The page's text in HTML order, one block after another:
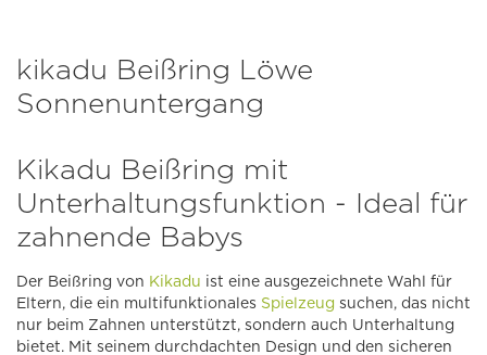
kikadu Beißring Löwe
Sonnenuntergang
Kikadu Beißring mit
Unterhaltungsfunktion - Ideal für
zahnende Babys
Der Beißring von Kikadu ist eine ausgezeichnete Wahl für
Eltern, die ein multifunktionales Spielzeug suchen, das nicht
nur beim Zahnen unterstützt, sondern auch Unterhaltung
bietet. Mit seinem durchdachten Design und den sicheren